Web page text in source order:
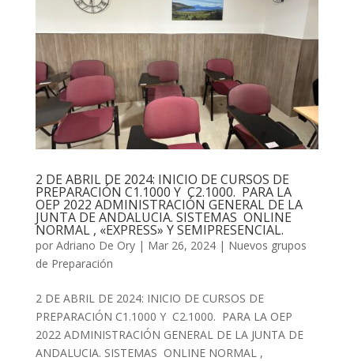
2 DE ABRIL DE 2024: INICIO DE CURSOS DE
PREPARACIÓN C1.1000 Y C2.1000. PARA LA
OEP 2022 ADMINISTRACIÓN GENERAL DE LA
JUNTA DE ANDALUCIA. SISTEMAS ONLINE
NORMAL , «EXPRESS» Y SEMIPRESENCIAL.
por Adriano De Ory| Mar 26, 2024| Nuevos grupos
de Preparación
2 DE ABRIL DE 2024: INICIO DE CURSOS DE
PREPARACIÓN C1.1000 Y C2.1000. PARA LA OEP
2022 ADMINISTRACIÓN GENERAL DE LA JUNTA DE
ANDALUCIA. SISTEMAS ONLINE NORMAL ,